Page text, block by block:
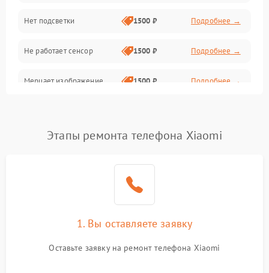
Проблемы с работой системы, корпусом и другие
Нет подсветки 1500 ₽ Подробнее →
Не работает сенсор 1500 ₽ Подробнее →
Мерцает изображение 1500 ₽ Подробнее →
Не работает Face ID 4000 ₽ Подробнее →
Этапы ремонта телефона Xiaomi
1. Вы оставляете заявку
Оставьте заявку на ремонт телефона Xiaomi